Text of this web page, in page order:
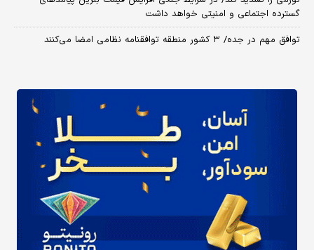
گسترده اجتماعی و امنیتی خواهد داشت
توافق مهم در جده/ ۳ کشور منطقه توافقنامه نظامی امضا می‌کنند